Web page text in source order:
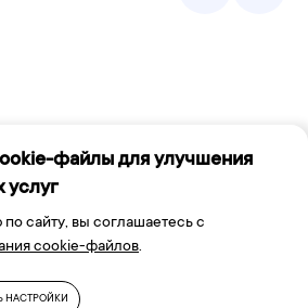
cookie
файлы для улучшения
услуг
сайту, вы соглашаетесь с
cookie-файлов.
НАСТРОЙКИ